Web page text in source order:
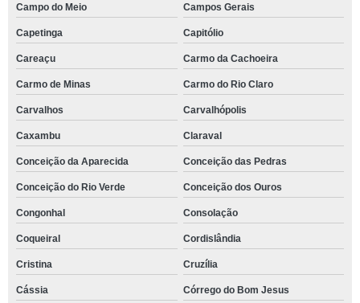
Campo do Meio Campos Gerais
Capetinga Capitólio
Careaçu Carmo da Cachoeira
Carmo de Minas Carmo do Rio Claro
Carvalhos Carvalhópolis
Caxambu Claraval
Conceição da Aparecida Conceição das Pedras
Conceição do Rio Verde Conceição dos Ouros
Congonhal Consolação
Coqueiral Cordislândia
Cristina Cruzília
Cássia Córrego do Bom Jesus